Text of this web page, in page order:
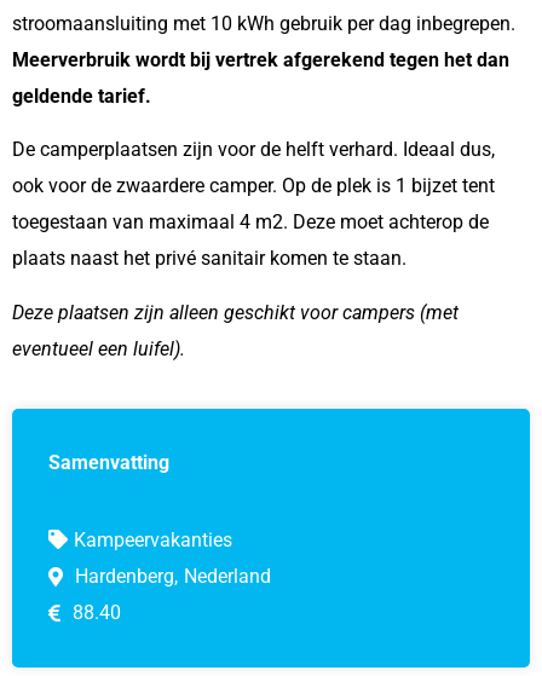
stroomaansluiting met 10 kWh gebruik per dag inbegrepen.
Meerverbruik wordt bij vertrek afgerekend tegen het dan
geldende tarief.
De camperplaatsen zijn voor de helft verhard. Ideaal dus,
ook voor de zwaardere camper. Op de plek is 1 bijzet tent
toegestaan van maximaal 4 m2. Deze moet achterop de
plaats naast het privé sanitair komen te staan.
Deze plaatsen zijn alleen geschikt voor campers (met
eventueel een luifel).
Samenvatting
Kampeervakanties
Hardenberg, Nederland
88.40